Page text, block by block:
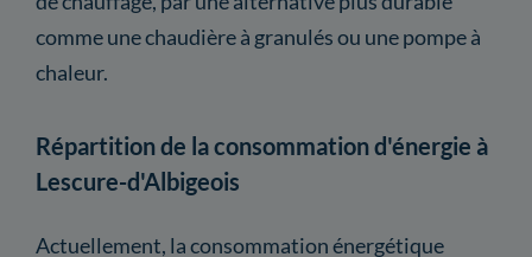
comme une chaudière à granulés ou une pompe à
chaleur.
Répartition de la consommation d'énergie à
Lescure-d'Albigeois
Actuellement, la consommation énergétique